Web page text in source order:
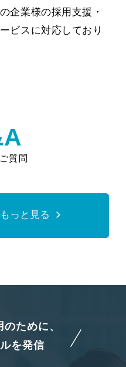
企業様の採用支援・
ビスに対応しており
質問
っと見る
のために、
を発信